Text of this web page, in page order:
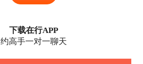
下载在行APP
约高手一对一聊天